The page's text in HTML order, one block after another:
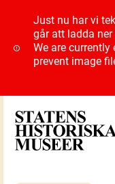
Just nu har vi
går att ladda
We are
prevent image